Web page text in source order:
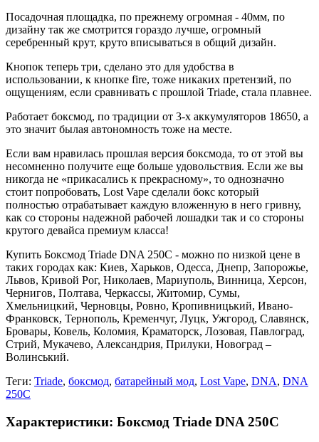
Посадочная площадка, по прежнему огромная - 40мм, по
дизайну так же смотрится гораздо лучше, огромный
серебренный крут, круто вписываться в общий дизайн.
Кнопок теперь три, сделано это для удобства в
использовании, к кнопке fire, тоже никаких претензий, по
ощущениям, если сравнивать с прошлой Triade, стала плавнее.
Работает боксмод, по традиции от 3-х аккумуляторов 18650, а
это значит былая автономность тоже на месте.
Если вам нравилась прошлая версия боксмода, то от этой вы
несомненно получите еще больше удовольствия. Если же вы
никогда не «прикасались к прекрасному», то однозначно
стоит попробовать, Lost Vape сделали бокс который
полностью отрабатывает каждую вложенную в него гривну,
как со стороны надежной рабочей лошадки так и со стороны
крутого девайса премиум класса!
Купить Боксмод Triade DNA 250C - можно по низкой цене в
таких городах как: Киев, Харьков, Одесса, Днепр, Запорожье,
Львов, Кривой Рог, Николаев, Мариуполь, Винница, Херсон,
Чернигов, Полтава, Черкассы, Житомир, Сумы,
Хмельницкий, Черновцы, Ровно, Кропивницький, Ивано-
Франковск, Тернополь, Кременчуг, Луцк, Ужгород, Славянск,
Бровары, Ковель, Коломия, Краматорск, Лозовая, Павлоград,
Стрий, Мукачево, Александрия, Прилуки, Новоград –
Волинський.
Теги: Triade, боксмод, батарейный мод, Lost Vape, DNA, DNA
250C
Характеристики: Боксмод Triade DNA 250C